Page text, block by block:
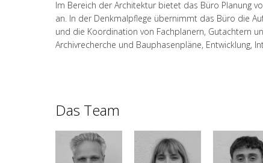
Im Bereich der Architektur bietet das Büro Planung
an. In der Denkmalpflege übernimmt das Büro die
und die Koordination von Fachplanern, Gutachtern
Archivrecherche und Bauphasenpläne, Entwicklung,
Das Team